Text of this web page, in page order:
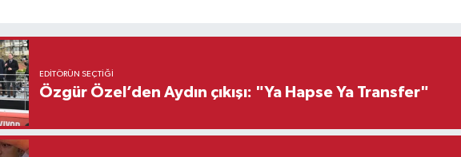
EDITÖRÜN SEÇTIĞI
Özgür Özel’den Aydın çıkışı: "Ya Hapse Ya Transfer"